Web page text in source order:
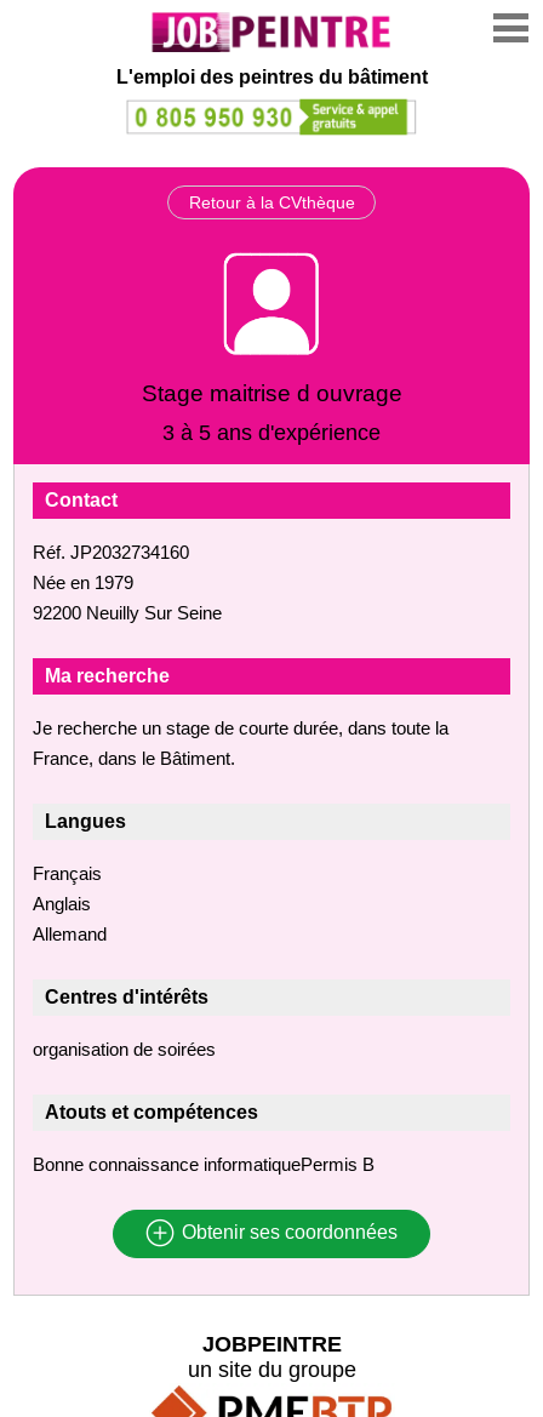
L'emploi des peintres du bâtiment
Retour à la CVthèque
Stage maitrise d ouvrage
3 à 5 ans d'expérience
Contact
Réf. JP2032734160
Née en 1979
92200 Neuilly Sur Seine
Ma recherche
Je recherche un stage de courte durée, dans toute la
France, dans le Bâtiment.
Langues
Français
Anglais
Allemand
Centres d'intérêts
organisation de soirées
Atouts et compétences
Bonne connaissance informatiquePermis B
Obtenir ses coordonnées
JOBPEINTRE
un site du groupe